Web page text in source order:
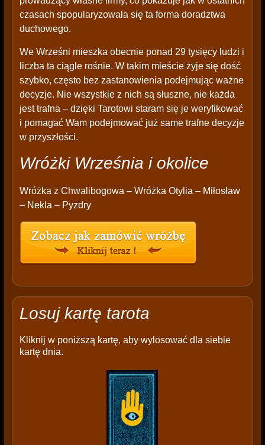
czasach spopularyzowała się ta forma doradztwa
duchowego.
We Wrześni mieszka obecnie ponad 29 tysięcy ludzi i
liczba ta ciągle rośnie. W takim mieście żyje się dość
szybko, często bez zastanowienia podejmując ważne
decyzje. Nie wszystkie z nich są słuszne, nie każda
jest trafna – dzięki Tarotowi staram się je weryfikować
i pomagać Wam podejmować już same trafne decyzje
w przyszłości.
Wróżki Września i okolice
Wróżka z Chwalibogowa – Wróżka Otylia – Miłosław
– Nekla – Pyzdry
Losuj kartę tarota
Kliknij w poniższą kartę, aby wylosować dla siebie
kartę dnia.